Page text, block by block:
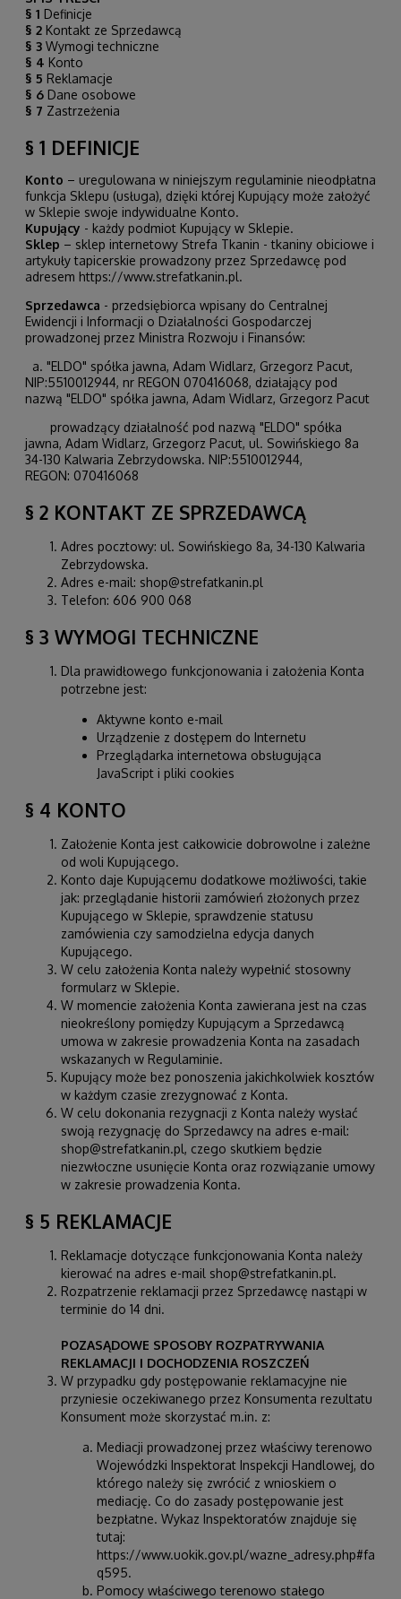
§ 1 Definicje
§ 2 Kontakt ze Sprzedawcą
§ 3 Wymogi techniczne
§ 4 Konto
§ 5 Reklamacje
§ 6 Dane osobowe
§ 7 Zastrzeżenia
§ 1 DEFINICJE
Konto – uregulowana w niniejszym regulaminie nieodpłatna
funkcja Sklepu (usługa), dzięki której Kupujący może założyć
w Sklepie swoje indywidualne Konto.
Kupujący - każdy podmiot Kupujący w Sklepie.
Sklep – sklep internetowy Strefa Tkanin - tkaniny obiciowe i
artykuły tapicerskie prowadzony przez Sprzedawcę pod
adresem https://www.strefatkanin.pl.
Sprzedawca - przedsiębiorca wpisany do Centralnej
Ewidencji i Informacji o Działalności Gospodarczej
prowadzonej przez Ministra Rozwoju i Finansów:
a. "ELDO" spółka jawna, Adam Widlarz, Grzegorz Pacut,
NIP:5510012944, nr REGON 070416068, działający pod
nazwą "ELDO" spółka jawna, Adam Widlarz, Grzegorz Pacut
prowadzący działalność pod nazwą "ELDO" spółka
jawna, Adam Widlarz, Grzegorz Pacut, ul. Sowińskiego 8a
34-130 Kalwaria Zebrzydowska. NIP:5510012944,
REGON: 070416068
§ 2 KONTAKT ZE SPRZEDAWCĄ
Adres pocztowy: ul. Sowińskiego 8a, 34-130 Kalwaria
Zebrzydowska.
Adres e-mail: shop@strefatkanin.pl
Telefon: 606 900 068
§ 3 WYMOGI TECHNICZNE
Dla prawidłowego funkcjonowania i założenia Konta
potrzebne jest:
Aktywne konto e-mail
Urządzenie z dostępem do Internetu
Przeglądarka internetowa obsługująca
JavaScript i pliki cookies
§ 4 KONTO
Założenie Konta jest całkowicie dobrowolne i zależne
od woli Kupującego.
Konto daje Kupującemu dodatkowe możliwości, takie
jak: przeglądanie historii zamówień złożonych przez
Kupującego w Sklepie, sprawdzenie statusu
zamówienia czy samodzielna edycja danych
Kupującego.
W celu założenia Konta należy wypełnić stosowny
formularz w Sklepie.
W momencie założenia Konta zawierana jest na czas
nieokreślony pomiędzy Kupującym a Sprzedawcą
umowa w zakresie prowadzenia Konta na zasadach
wskazanych w Regulaminie.
Kupujący może bez ponoszenia jakichkolwiek kosztów
w każdym czasie zrezygnować z Konta.
W celu dokonania rezygnacji z Konta należy wysłać
swoją rezygnację do Sprzedawcy na adres e-mail:
shop@strefatkanin.pl, czego skutkiem będzie
niezwłoczne usunięcie Konta oraz rozwiązanie umowy
w zakresie prowadzenia Konta.
§ 5 REKLAMACJE
Reklamacje dotyczące funkcjonowania Konta należy
kierować na adres e-mail shop@strefatkanin.pl.
Rozpatrzenie reklamacji przez Sprzedawcę nastąpi w
terminie do 14 dni.
POZASĄDOWE SPOSOBY ROZPATRYWANIA
REKLAMACJI I DOCHODZENIA ROSZCZEŃ
W przypadku gdy postępowanie reklamacyjne nie
przyniesie oczekiwanego przez Konsumenta rezultatu
Konsument może skorzystać m.in. z:
Mediacji prowadzonej przez właściwy terenowo
Wojewódzki Inspektorat Inspekcji Handlowej, do
którego należy się zwrócić z wnioskiem o
mediację. Co do zasady postępowanie jest
bezpłatne. Wykaz Inspektoratów znajduje się
tutaj:
https://www.uokik.gov.pl/wazne_adresy.php#fa
q595.
Pomocy właściwego terenowo stałego